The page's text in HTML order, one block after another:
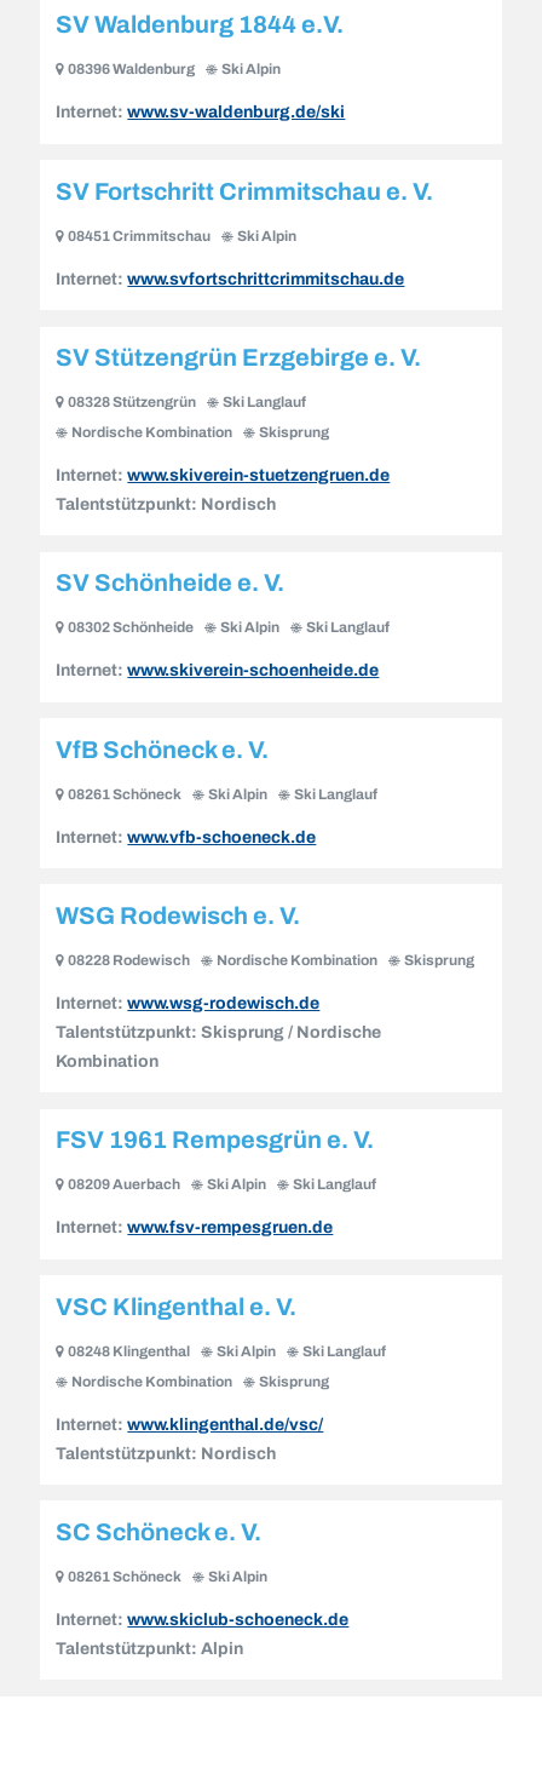
SV Waldenburg 1844 e.V.
08396 Waldenburg Ski Alpin
Internet:www.sv-waldenburg.de/ski
SV Fortschritt Crimmitschau e. V.
08451 Crimmitschau Ski Alpin
Internet:www.svfortschrittcrimmitschau.de
SV Stützengrün Erzgebirge e. V.
08328 Stützengrün
Ski Langlauf
Nordische Kombination
Skisprung
Internet:www.skiverein-stuetzengruen.de
Talentstützpunkt: Nordisch
SV Schönheide e. V.
08302 Schönheide Ski Alpin Ski Langlauf
Internet:www.skiverein-schoenheide.de
VfB Schöneck e. V.
08261 Schöneck Ski Alpin Ski Langlauf
Internet:www.vfb-schoeneck.de
WSG Rodewisch e. V.
08228 Rodewisch Nordische Kombination Skisprung
Internet:www.wsg-rodewisch.de
Talentstützpunkt:Skisprung / Nordische
Kombination
FSV 1961 Rempesgrün e. V.
08209 Auerbach Ski Alpin Ski Langlauf
Internet:www.fsv-rempesgruen.de
VSC Klingenthal e. V.
08248 Klingenthal Ski Alpin
Ski Langlauf
Nordische Kombination
Skisprung
Internet:www.klingenthal.de/vsc/
Talentstützpunkt: Nordisch
SC Schöneck e. V.
08261 Schöneck Ski Alpin
Internet:www.skiclub-schoeneck.de
Talentstützpunkt:Alpin